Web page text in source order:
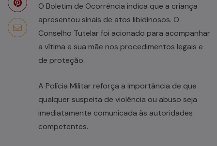
O Boletim de Ocorrência indica que a criança
apresentou sinais de atos libidinosos. O
Conselho Tutelar foi acionado para acompanhar
a vítima e sua mãe nos procedimentos legais e
de proteção.
A Polícia Militar reforça a importância de que
qualquer suspeita de violência ou abuso seja
imediatamente comunicada às autoridades
competentes.